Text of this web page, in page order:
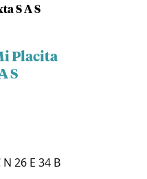
S A S
Placita
S
N 26 E 34 B